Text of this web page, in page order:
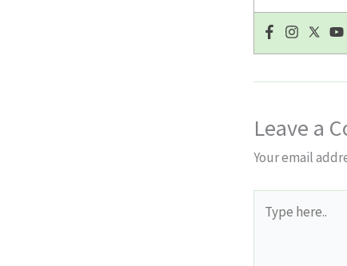
Leave a
Your email
here..